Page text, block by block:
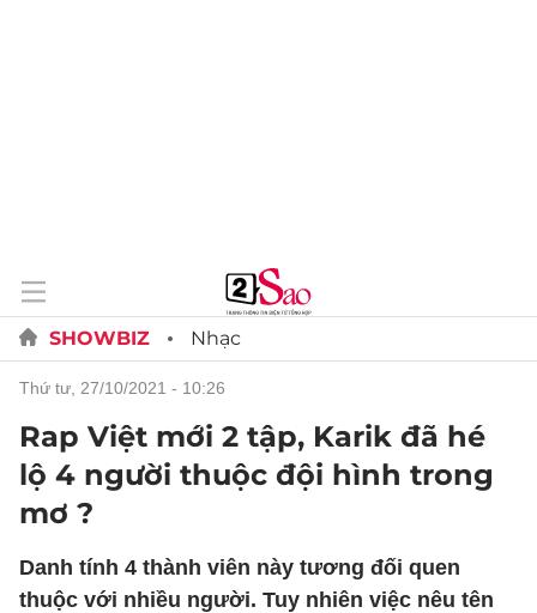
SHOWBIZ Nhạc
thứ tư, 27/10/2021 - 10:26
Rap Việt mới 2 tập, Karik đã hé
lộ 4 người thuộc đội hình trong
mơ ?
Danh tính 4 thành viên này tương đối quen
thuộc với nhiều người. Tuy nhiên việc nêu tên